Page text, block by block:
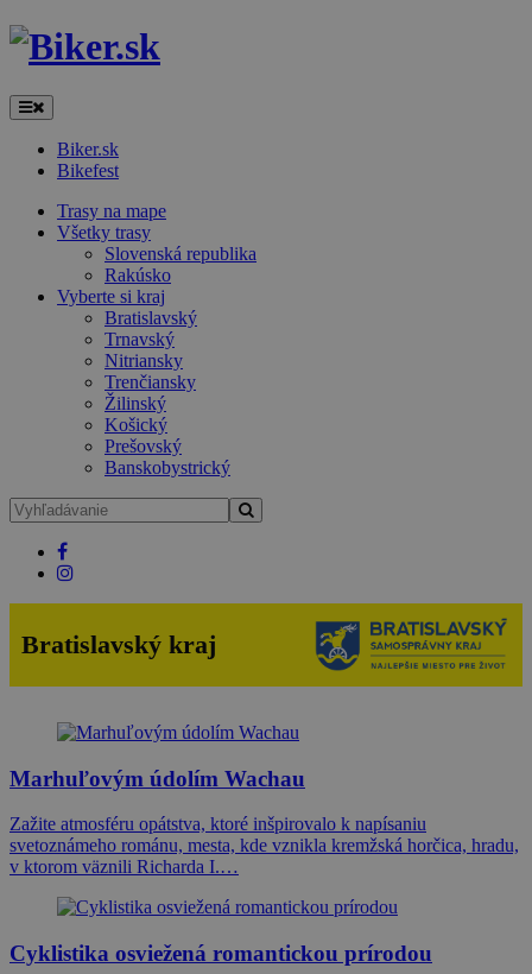
Biker.sk
Bikefest
Trasy na mape
Všetky trasy
Slovenská republika
Rakúsko
Vyberte si kraj
Bratislavský
Trnavský
Nitriansky
Trenčiansky
Žilinský
Košický
Prešovský
Banskobystrický
Bratislavský kraj
Marhuľovým údolím Wachau
Zažite atmosféru opátstva, ktoré inšpirovalo k napísaniu
svetoznámeho románu, mesta, kde vznikla kremžská horčica, hradu,
v ktorom väznili Richarda I.…
Cyklistika osviežená romantickou prírodou